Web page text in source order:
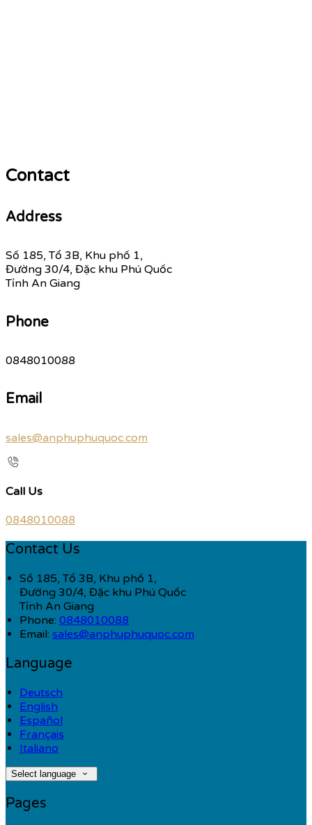
Contact
Address
Số 185, Tổ 3B, Khu phố 1,
Đường 30/4, Đặc khu Phú Quốc
Tỉnh An Giang
Phone
0848010088
Email
sales@anphuphuquoc.com
Call Us
0848010088
Contact Us
Số 185, Tổ 3B, Khu phố 1,
Đường 30/4, Đặc khu Phú Quốc
Tỉnh An Giang
Phone: 0848010088
Email: sales@anphuphuquoc.com
Language
Deutsch
English
Español
Français
Italiano
Select language
Pages